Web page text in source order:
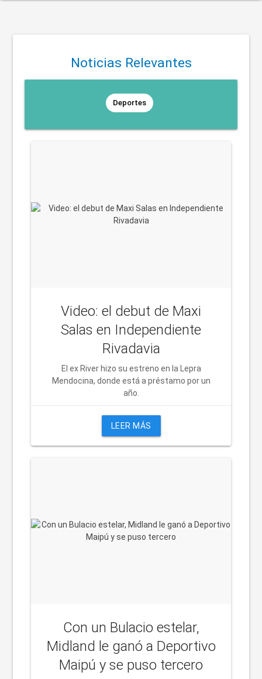
Noticias Relevantes
Deportes
Video: el debut de Maxi
Salas en Independiente
Rivadavia
El ex River hizo su estreno en la Lepra
Mendocina, donde está a préstamo por un
año.
LEER MÁS
Con un Bulacio estelar,
Midland le ganó a Deportivo
Maipú y se puso tercero